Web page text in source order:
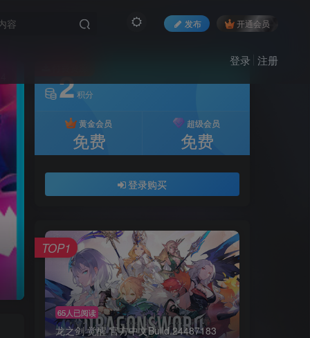
发布 开通会员
登录 注册
2积分
黄金会员
免费
超级会员
免费
登录购买
65人已阅读
龙之剑 觉醒 官方中文Build.24487183
TOP1